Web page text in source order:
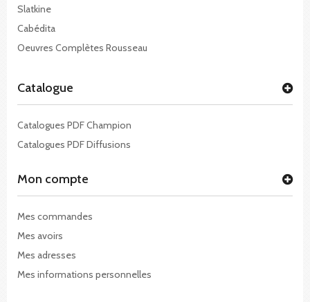
Slatkine
Cabédita
Oeuvres Complètes Rousseau
Catalogue
Catalogues PDF Champion
Catalogues PDF Diffusions
Mon compte
Mes commandes
Mes avoirs
Mes adresses
Mes informations personnelles